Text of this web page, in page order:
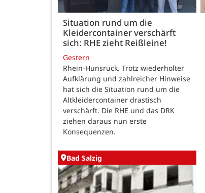
Situation rund um die
Kleidercontainer verschärft
sich: RHE zieht Reißleine!
Gestern
Rhein-Hunsrück. Trotz wiederholter
Aufklärung und zahlreicher Hinweise
hat sich die Situation rund um die
Altkleidercontainer drastisch
verschärft. Die RHE und das DRK
ziehen daraus nun erste
Konsequenzen.
Bad Salzig